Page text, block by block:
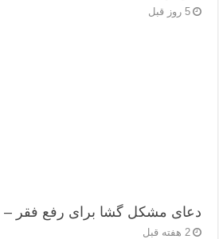
5 روز قبل
دعای مشکل گشا برای رفع فقر
2 هفته قبل